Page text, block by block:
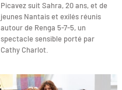
Picavez suit Sahra, 20 ans, et de
jeunes Nantais et exilés réunis
autour de Renga 5-7-5, un
spectacle sensible porté par
Cathy Charlot.